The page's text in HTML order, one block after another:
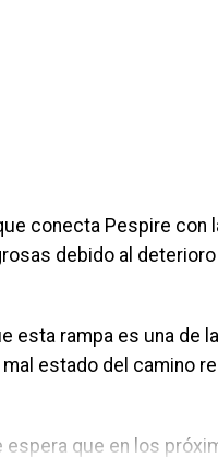
conecta Pespire con
debido al deterioro
esta rampa es una de
estado del camino
que en los